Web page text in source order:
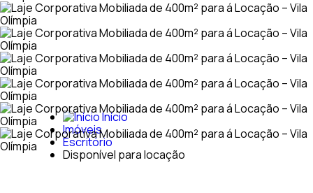
Início
Imóveis
Escritório
Disponível para locação